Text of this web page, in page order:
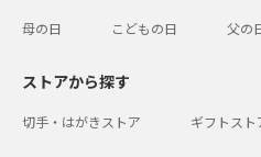
母の日 こどもの日 父の
ストアから探す
切手・はがきストア ギフトスト